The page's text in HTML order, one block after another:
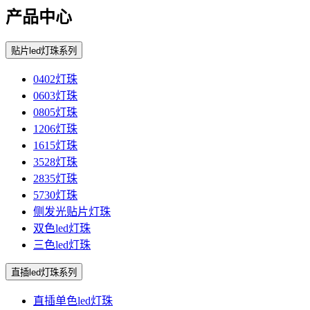
产品中心
贴片led灯珠系列
0402灯珠
0603灯珠
0805灯珠
1206灯珠
1615灯珠
3528灯珠
2835灯珠
5730灯珠
侧发光贴片灯珠
双色led灯珠
三色led灯珠
直插led灯珠系列
直插单色led灯珠